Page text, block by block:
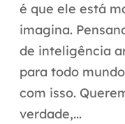
AI Day
Transformar dados
Data Analytics
Engenharia de dados
é que ele está
imagina.
de inteligência
para todo
com isso.
verdade,...